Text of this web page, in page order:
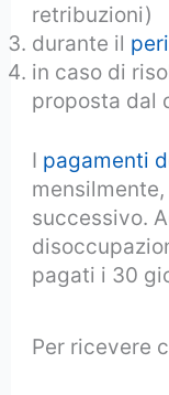
retribuzioni)
durante il
in caso di
proposta dal
I pagamenti
successivo.
pagati i 30
Per ricevere